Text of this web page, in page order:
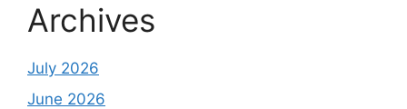
Archives
July 2026
June 2026